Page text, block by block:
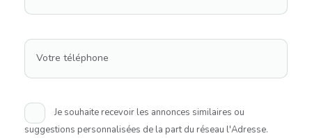
Votre téléphone
Je souhaite recevoir les annonces similaires ou
suggestions personnalisées de la part du réseau l'Adresse.